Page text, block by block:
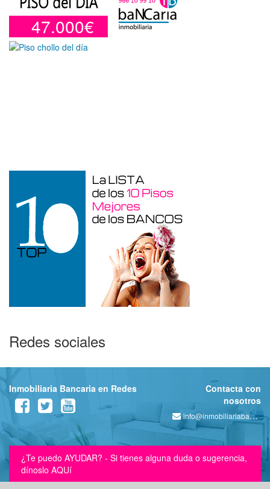
47.000€
Redes sociales
Inmobiliaria Bancaria en Redes
Contacta con
nosotros
info@inmobiliariabancaria.com
¿Te puedo AYUDAR? - Si tienes alguna duda o sugerencia,
dínoslo AQUí